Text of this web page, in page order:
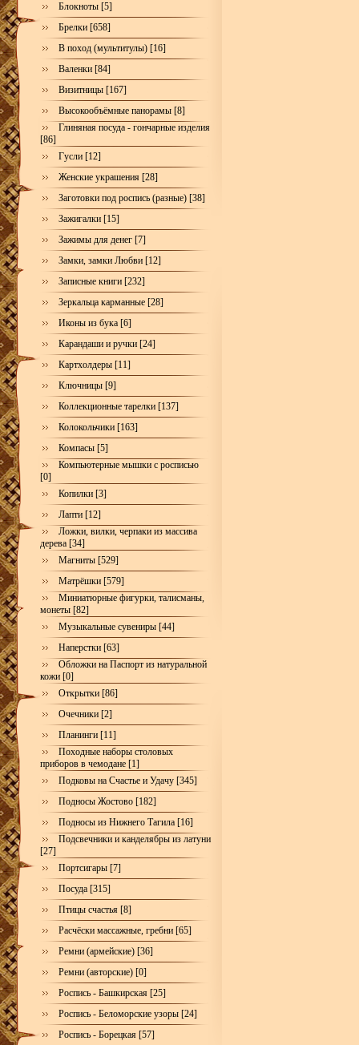
Блокноты [5]
Брелки [658]
В поход (мультитулы) [16]
Валенки [84]
Визитницы [167]
Высокообъёмные панорамы [8]
Глиняная посуда - гончарные изделия
[86]
Гусли [12]
Женские украшения [28]
Заготовки под роспись (разные) [38]
Зажигалки [15]
Зажимы для денег [7]
Замки, замки Любви [12]
Записные книги [232]
Зеркальца карманные [28]
Иконы из бука [6]
Карандаши и ручки [24]
Картхолдеры [11]
Ключницы [9]
Коллекционные тарелки [137]
Колокольчики [163]
Компасы [5]
Компьютерные мышки с росписью
[0]
Копилки [3]
Лапти [12]
Ложки, вилки, черпаки из массива
дерева [34]
Магниты [529]
Матрёшки [579]
Миниатюрные фигурки, талисманы,
монеты [82]
Музыкальные сувениры [44]
Наперстки [63]
Обложки на Паспорт из натуральной
кожи [0]
Открытки [86]
Очечники [2]
Планинги [11]
Походные наборы столовых
приборов в чемодане [1]
Подковы на Счастье и Удачу [345]
Подносы Жостово [182]
Подносы из Нижнего Тагила [16]
Подсвечники и канделябры из латуни
[27]
Портсигары [7]
Посуда [315]
Птицы счастья [8]
Расчёски массажные, гребни [65]
Ремни (армейские) [36]
Ремни (авторские) [0]
Роспись - Башкирская [25]
Роспись - Беломорские узоры [24]
Роспись - Борецкая [57]